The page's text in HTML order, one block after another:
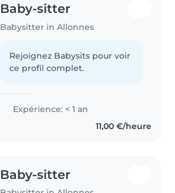
Baby-sitter
Babysitter in Allonnes
Rejoignez Babysits pour voir
ce profil complet.
Expérience: < 1 an
11,00 €/heure
Baby-sitter